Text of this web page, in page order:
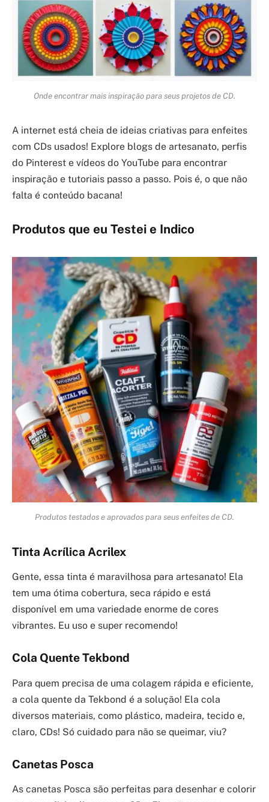
Onde encontrar mais inspiração para seus projetos de CD.
A internet está cheia de ideias criativas para enfeites
com CDs usados! Explore blogs de artesanato, perfis
do Pinterest e vídeos do YouTube para encontrar
inspiração e tutoriais passo a passo. Pois é, o que não
falta é conteúdo bacana!
Produtos que eu Testei e Indico
Produtos testados e aprovados para seus enfeites de CD.
Tinta Acrílica Acrilex
Gente, essa tinta é maravilhosa para artesanato! Ela
tem uma ótima cobertura, seca rápido e está
disponível em uma variedade enorme de cores
vibrantes. Eu uso e super recomendo!
Cola Quente Tekbond
Para quem precisa de uma colagem rápida e eficiente,
a cola quente da Tekbond é a solução! Ela cola
diversos materiais, como plástico, madeira, tecido e,
claro, CDs! Só cuidado para não se queimar, viu?
Canetas Posca
As canetas Posca são perfeitas para desenhar e colorir